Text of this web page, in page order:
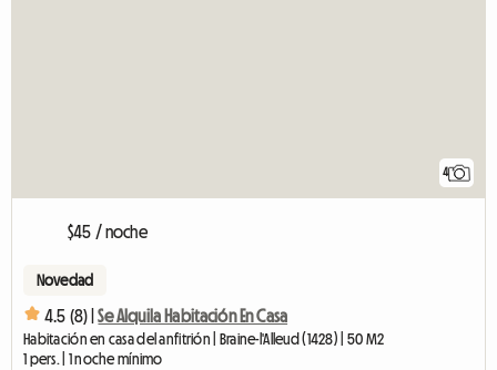
4
$45 / noche
Novedad
4.5 (8) | Se Alquila Habitación En Casa
Habitación en casa del anfitrión | Braine-l'Alleud (1428) | 50 M2
1 pers. | 1 noche mínimo